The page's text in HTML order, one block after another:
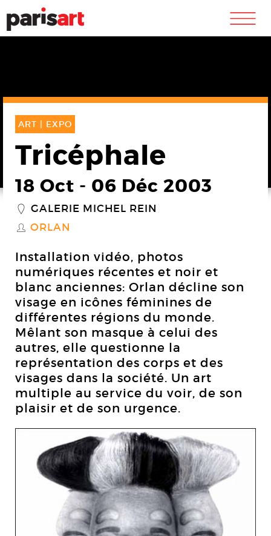
m
ART | EXPO
Tricéphale
18 Oct - 06 Déc 2003
_ GALERIE MICHEL REIN
S ORLAN
Installation vidéo, photos
numériques récentes et noir et
blanc anciennes: Orlan décline son
visage en icônes féminines de
différentes régions du monde.
Mêlant son masque à celui des
autres, elle questionne la
représentation des corps et des
visages dans la société. Un art
multiple au service du voir, de son
plaisir et de son urgence.